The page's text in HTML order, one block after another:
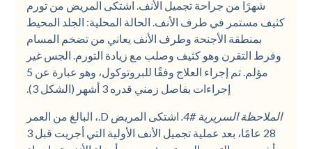
شهرًا من جراحة تجميل الأنف. اشتكى المريض من تورم
كثيف مستمر في طرف الأنف. الحالة المحلية: الجلد المحيط
بمنطقة الأجنحة وطرف الأنف يعاني من تضخم المسام
وفرط التقرن وهو كثيف وصلب مع زيادة التورم. الجس غير
مؤلم. تم إجراء العلاج وفقًا للبروتوكول، وهو عبارة عن 5
إجراءات بفاصل زمني قدره 3 أشهر (الشكل 3).
الملاحظة السريرية #4.
اشتكى المريض D.، البالغ من العمر
28 عامًا، بعد عملية تجميل الأنف الأولية التي أجريت قبل 3